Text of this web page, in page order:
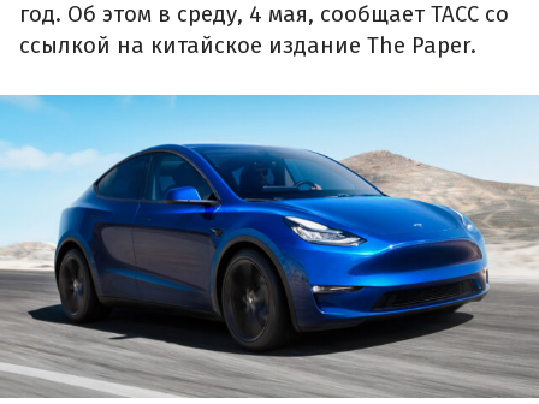
год. Об этом в среду, 4 мая, сообщает ТАСС со
ссылкой на китайское издание The Paper.